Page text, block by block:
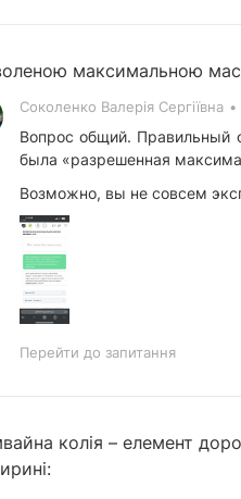
максимальною
Соколенко Валерія Сергіївна •
Вопрос общий. Правильный
была «разрешенная
Возможно, вы не совсем
Перейти до запитання
колія – елемент